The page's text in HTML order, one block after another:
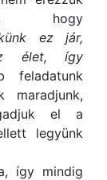
hogy
ez jár,
élet, így
feladatunk
maradjunk,
el a
legyünk
így mindig